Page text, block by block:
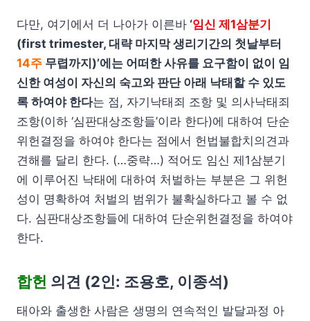
다만, 여기에서 더 나아가 이른바 ‘임신 제1삼분기
(first trimester, 대략 마지막 생리기간의 첫날부터
14주 무렵까지)’에는 어떠한 사유를 요구함이 없이 임
신한 여성이 자신의 숙고와 판단 아래 낙태할 수 있도
록 하여야 한다는 점, 자기낙태죄 조항 및 의사낙태죄
조항(이하 ‘심판대상조항들’이라 한다)에 대하여 단순
위헌결정을 하여야 한다는 점에서 헌법불합치의견과
견해를 달리 한다. (…중략…) 적어도 임신 제1삼분기
에 이루어진 낙태에 대하여 처벌하는 부분은 그 위헌
성이 명확하여 처벌의 범위가 불확실하다고 볼 수 없
다. 심판대상조항들에 대하여 단순위헌결정을 하여야
한다.
합헌 의견 (2인: 조용호, 이종석)
태아와 출생한 사람은 생명의 연속적인 발달과정 아